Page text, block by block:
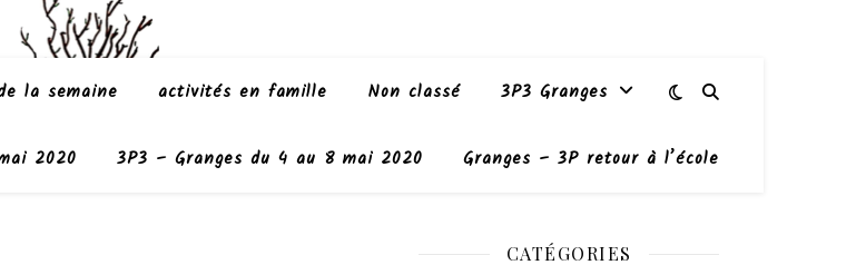
la semaine activités en famille Non classé 3P3 Granges
2020 3P3 – Granges du 4 au 8 mai 2020 Granges – 3P retour à l’école
CATÉGORIES